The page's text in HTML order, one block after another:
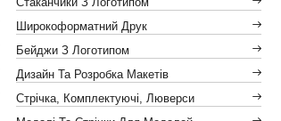
Широкоформатний Друк
Бейджи З Логотипом
Дизайн Та Розробка Макетів
Стрічка, Комплектуючі, Люверси